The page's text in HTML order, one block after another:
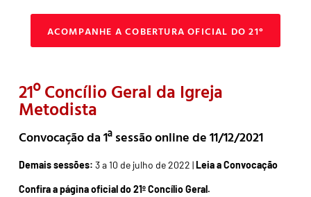
ACOMPANHE A COBERTURA OFICIAL DO 21°
21º Concílio Geral da Igreja
Metodista
Convocação da 1ª sessão online de 11/12/2021
Demais sessões: 3 a 10 de julho de 2022 |Leia a Convocação
Confira a página oficial do 21º Concílio Geral.